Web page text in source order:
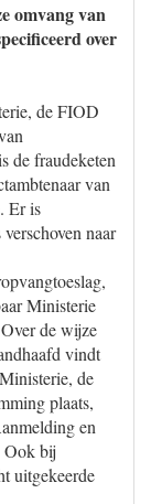
omvang van
over
de FIOD
de fraudeketen
van
Er is
naar
Ministerie
de wijze
vindt
de
plaats,
en
Ook bij
uitgekeerde